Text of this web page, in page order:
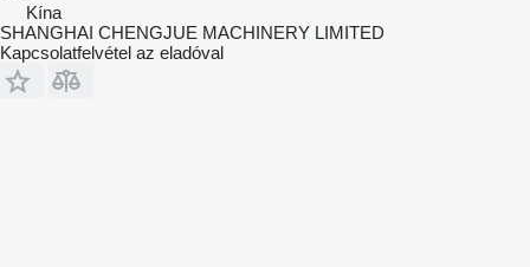
Kína
SHANGHAI CHENGJUE MACHINERY LIMITED
Kapcsolatfelvétel az eladóval